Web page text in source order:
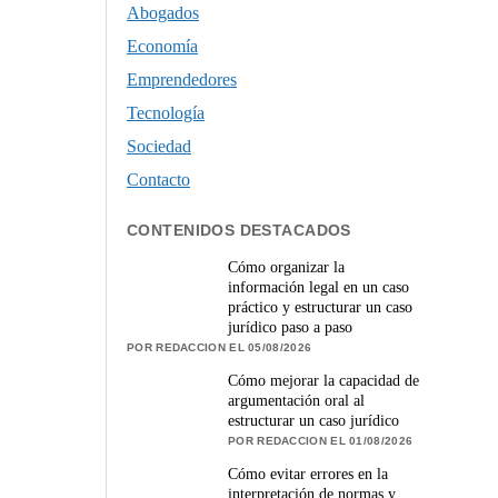
Abogados
Economía
Emprendedores
Tecnología
Sociedad
Contacto
CONTENIDOS DESTACADOS
Cómo organizar la
información legal en un caso
práctico y estructurar un caso
jurídico paso a paso
POR REDACCION EL 05/08/2026
Cómo mejorar la capacidad de
argumentación oral al
estructurar un caso jurídico
POR REDACCION EL 01/08/2026
Cómo evitar errores en la
interpretación de normas y